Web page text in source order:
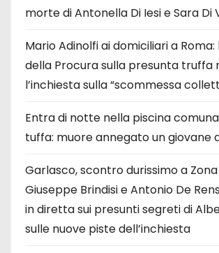
morte di Antonella Di Iesi e Sara Di
Mario Adinolfi ai domiciliari a
della Procura sulla presunta truffa
l’inchiesta sulla “scommessa
Entra di notte nella piscina
tuffa: muore annegato un giovane
Garlasco, scontro durissimo a
Giuseppe Brindisi e Antonio De
in diretta sui presunti segreti di
sulle nuove piste dell’inchiesta